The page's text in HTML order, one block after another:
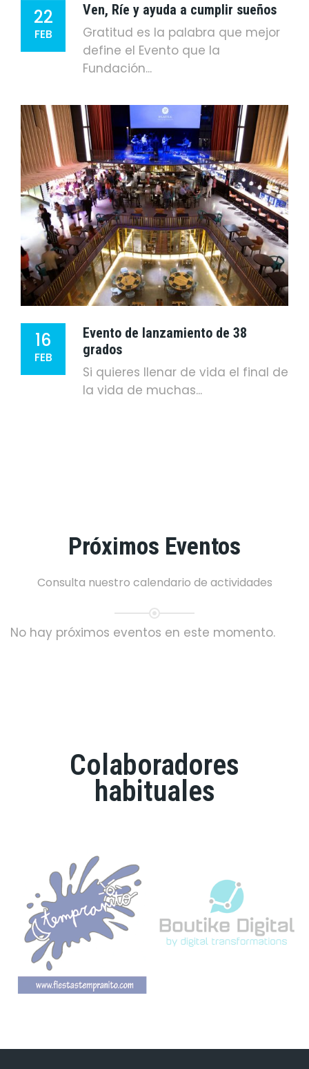
22
FEB
Ven, Ríe y ayuda a cumplir sueños
Gratitud es la palabra que mejor
define el Evento que la
Fundación...
16
FEB
Evento de lanzamiento de 38
grados
Si quieres llenar de vida el final de
la vida de muchas...
Próximos Eventos
Consulta nuestro calendario de actividades
No hay próximos eventos en este momento.
Colaboradores
habituales